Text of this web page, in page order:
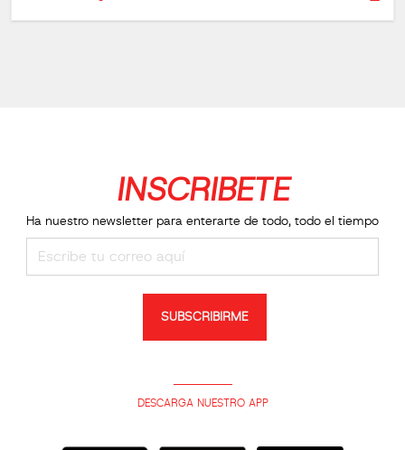
INSCRIBETE
Ha nuestro newsletter para enterarte de todo, todo el tiempo
SUBSCRIBIRME
DESCARGA NUESTRO APP